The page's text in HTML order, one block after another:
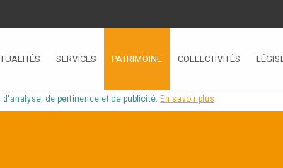
SERVICES PATRIMOINE COLLECTIVITÉS
de pertinence et de publicité. En savoir plus